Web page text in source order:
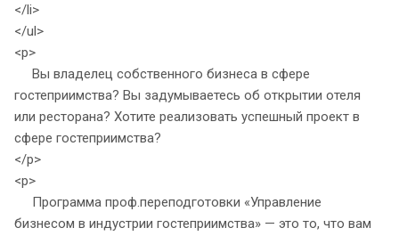
</li>
</ul>
<p>
Вы владелец собственного бизнеса в сфере
гостеприимства? Вы задумываетесь об открытии отеля
или ресторана? Хотите реализовать успешный проект в
сфере гостеприимства?
</p>
<p>
Программа проф.переподготовки «Управление
бизнесом в индустрии гостеприимства» — это то, что вам